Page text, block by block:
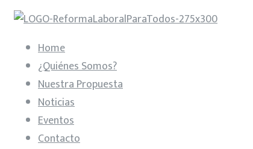
Home
¿Quiénes Somos?
Nuestra Propuesta
Noticias
Eventos
Contacto